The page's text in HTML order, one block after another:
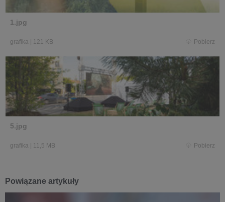
1.jpg
grafika 121 KB Pobierz
5.jpg
grafika 11,5 MB Pobierz
Powiązane artykuły